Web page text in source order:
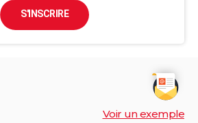
S'INSCRIRE
Voir un exemple